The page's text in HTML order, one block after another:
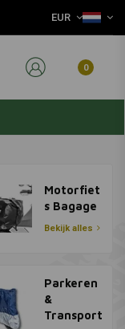
EUR
0
Motorfiet
s Bagage
Bekijk alles
Parkeren
&
Transport